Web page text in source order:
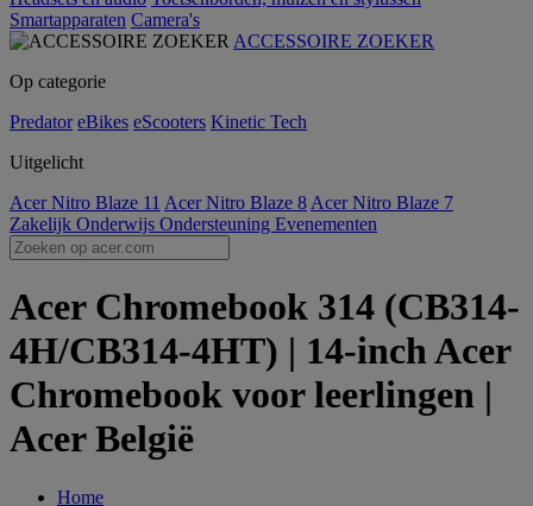
Smartapparaten Camera's
ACCESSOIRE ZOEKER
Op categorie
Predator eBikes eScooters Kinetic Tech
Uitgelicht
Acer Nitro Blaze 11 Acer Nitro Blaze 8 Acer Nitro Blaze 7
Zakelijk Onderwijs Ondersteuning Evenementen
Acer Chromebook 314 (CB314-
4H/CB314-4HT) | 14-inch Acer
Chromebook voor leerlingen |
Acer België
Home